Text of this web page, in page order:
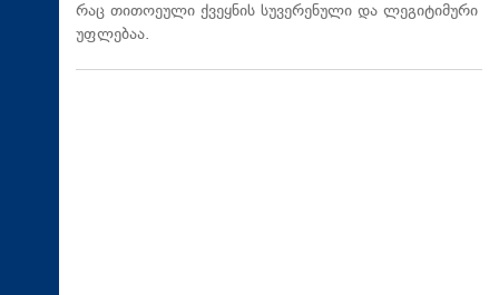
რაც თითოეული ქვეყნის სუვერენული და ლეგიტიმური
უფლებაა.